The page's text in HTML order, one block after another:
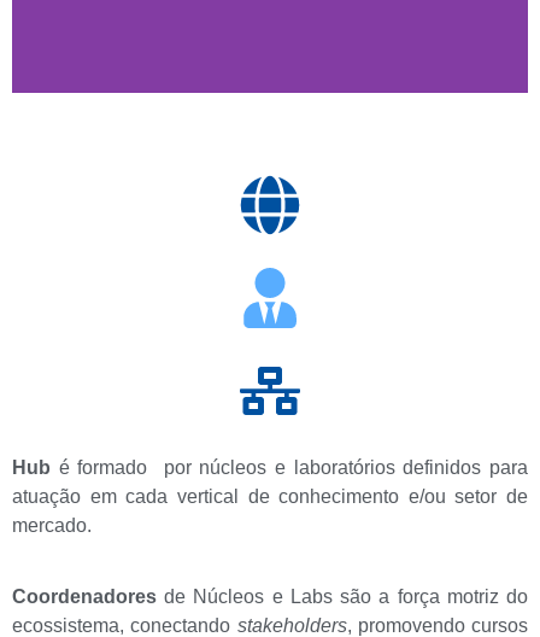
Hub é formado por núcleos e laboratórios definidos para
atuação em cada vertical de conhecimento e/ou setor de
mercado.
Coordenadores de Núcleos e Labs são a força motriz do
ecossistema, conectando stakeholders, promovendo cursos